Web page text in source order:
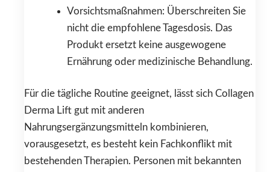
Vorsichtsmaßnahmen: Überschreiten Sie
nicht die empfohlene Tagesdosis. Das
Produkt ersetzt keine ausgewogene
Ernährung oder medizinische Behandlung.
Für die tägliche Routine geeignet, lässt sich Collagen
Derma Lift gut mit anderen
Nahrungsergänzungsmitteln kombinieren,
vorausgesetzt, es besteht kein Fachkonflikt mit
bestehenden Therapien. Personen mit bekannten